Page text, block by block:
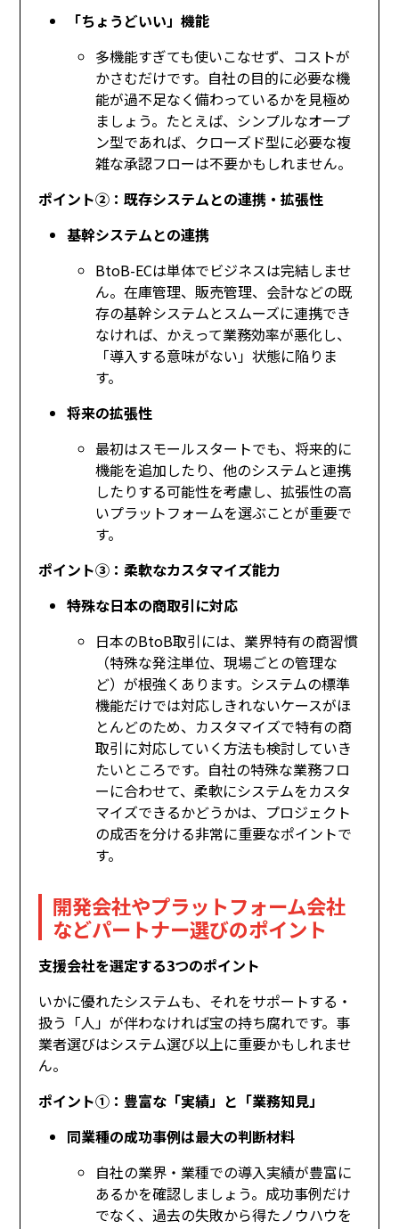
「ちょうどいい」機能
多機能すぎても使いこなせず、コストが
かさむだけです。自社の目的に必要な機
能が過不足なく備わっているかを見極め
ましょう。たとえば、シンプルなオープ
ン型であれば、クローズド型に必要な複
雑な承認フローは不要かもしれません。
ポイント②：既存システムとの連携・拡張性
基幹システムとの連携
BtoB-ECは単体でビジネスは完結しませ
ん。在庫管理、販売管理、会計などの既
存の基幹システムとスムーズに連携でき
なければ、かえって業務効率が悪化し、
「導入する意味がない」状態に陥りま
す。
将来の拡張性
最初はスモールスタートでも、将来的に
機能を追加したり、他のシステムと連携
したりする可能性を考慮し、拡張性の高
いプラットフォームを選ぶことが重要で
す。
ポイント③：柔軟なカスタマイズ能力
特殊な日本の商取引に対応
日本のBtoB取引には、業界特有の商習慣
（特殊な発注単位、現場ごとの管理な
ど）が根強くあります。システムの標準
機能だけでは対応しきれないケースがほ
とんどのため、カスタマイズで特有の商
取引に対応していく方法も検討していき
たいところです。自社の特殊な業務フロ
ーに合わせて、柔軟にシステムをカスタ
マイズできるかどうかは、プロジェクト
の成否を分ける非常に重要なポイントで
す。
開発会社やプラットフォーム会社
などパートナー選びのポイント
支援会社を選定する3つのポイント
いかに優れたシステムも、それをサポートする・
扱う「人」が伴わなければ宝の持ち腐れです。事
業者選びはシステム選び以上に重要かもしれませ
ん。
ポイント①：豊富な「実績」と「業務知見」
同業種の成功事例は最大の判断材料
自社の業界・業種での導入実績が豊富に
あるかを確認しましょう。成功事例だけ
でなく、過去の失敗から得たノウハウを